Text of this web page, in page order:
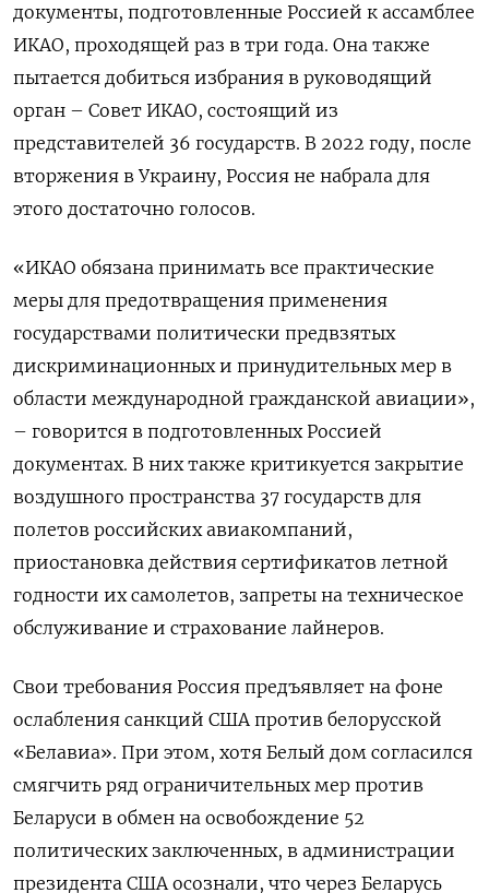
документы, подготовленные Россией к ассамблее
ИКАО, проходящей раз в три года. Она также
пытается добиться избрания в руководящий
орган – Совет ИКАО, состоящий из
представителей 36 государств. В 2022 году, после
вторжения в Украину, Россия не набрала для
этого достаточно голосов.
«ИКАО обязана принимать все практические
меры для предотвращения применения
государствами политически предвзятых
дискриминационных и принудительных мер в
области международной гражданской авиации»,
– говорится в подготовленных Россией
документах. В них также критикуется закрытие
воздушного пространства 37 государств для
полетов российских авиакомпаний,
приостановка действия сертификатов летной
годности их самолетов, запреты на техническое
обслуживание и страхование лайнеров.
Свои требования Россия предъявляет на фоне
ослабления санкций США против белорусской
«Белавиа». При этом, хотя Белый дом согласился
смягчить ряд ограничительных мер против
Беларуси в обмен на освобождение 52
политических заключенных, в администрации
президента США осознали, что через Беларусь